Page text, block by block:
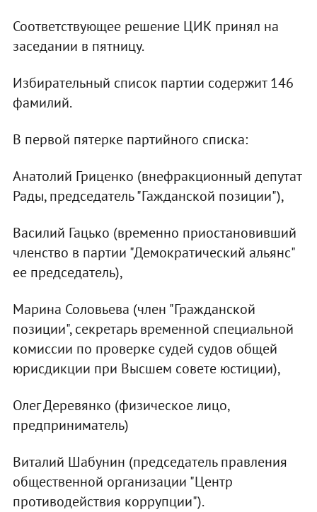
Соответствующее решение ЦИК принял на
заседании в пятницу.
Избирательный список партии содержит 146
фамилий.
В первой пятерке партийного списка:
Анатолий Гриценко (внефракционный депутат
Рады, председатель "Гажданской позиции"),
Василий Гацько (временно приостановивший
членство в партии "Демократический альянс"
ее председатель),
Марина Соловьева (член "Гражданской
позиции", секретарь временной специальной
комиссии по проверке судей судов общей
юрисдикции при Высшем совете юстиции),
Олег Деревянко (физическое лицо,
предприниматель)
Виталий Шабунин (председатель правления
общественной организации "Центр
противодействия коррупции").